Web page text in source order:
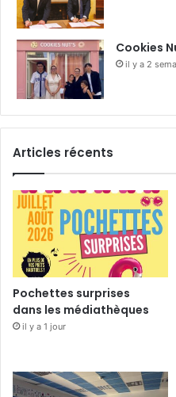
Cookies
il y a 2
Articles récents
Pochettes surprises
dans les médiathèques
il y a 1 jour